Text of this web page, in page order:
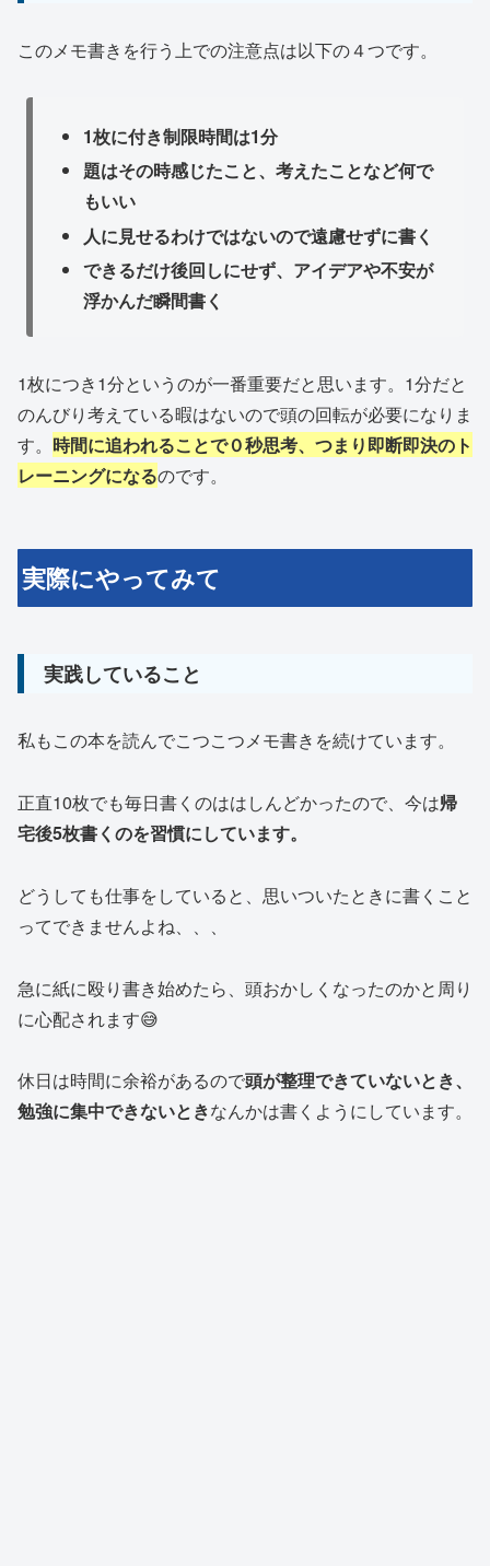
このメモ書きを行う上での注意点は以下の４つです。
1枚に付き制限時間は1分
題はその時感じたこと、考えたことなど何で
もいい
人に見せるわけではないので遠慮せずに書く
できるだけ後回しにせず、アイデアや不安が
浮かんだ瞬間書く
1枚につき1分というのが一番重要だと思います。1分だと
のんびり考えている暇はないので頭の回転が必要になりま
す。 時間に追われることで０秒思考、つまり即断即決のト
レーニングになるのです。
実際にやってみて
実践していること
私もこの本を読んでこつこつメモ書きを続けています。
正直10枚でも毎日書くのははしんどかったので、今は帰
宅後5枚書くのを習慣にしています。
どうしても仕事をしていると、思いついたときに書くこと
ってできませんよね、、、
急に紙に殴り書き始めたら、頭おかしくなったのかと周り
に心配されます😅
休日は時間に余裕があるので頭が整理できていないとき、
勉強に集中できないときなんかは書くようにしています。